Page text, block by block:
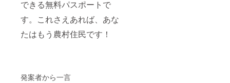
できる無料パスポートで
す。これさえあれば、あな
たはもう農村住民です！
発案者から一言